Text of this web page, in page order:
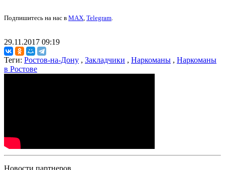
Подпишитесь на нас в MAX, Telegram.
29.11.2017 09:19
Теги: Ростов-на-Дону , Закладчики , Наркоманы , Наркоманы
в Ростове